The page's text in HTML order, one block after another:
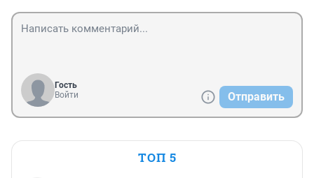
Гость
Войти
Отправить
ТОП 5